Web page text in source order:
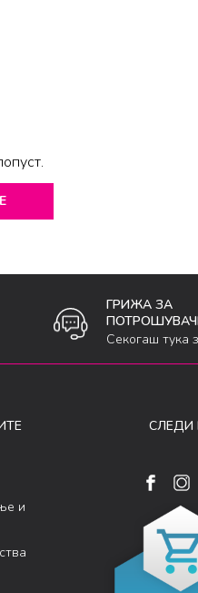
ГРИЖА ЗА
Секогаш тука
и
СЛЕДИ